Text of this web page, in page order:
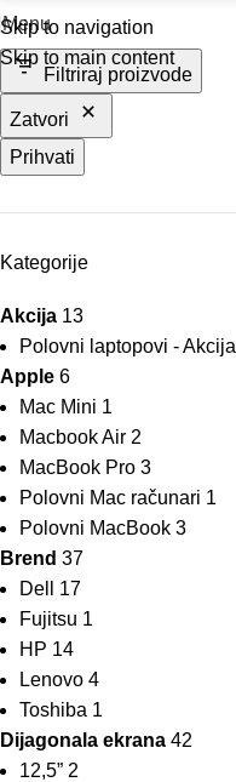
Skip to navigation
Skip to main content
Menu
Filtriraj proizvode
Zatvori
Prihvati
Kategorije
Akcija 13
Polovni laptopovi - Akcija
Apple 6
Mac Mini 1
Macbook Air 2
MacBook Pro 3
Polovni Mac računari 1
Polovni MacBook 3
Brend 37
Dell
17
Fujitsu 1
HP 14
Lenovo 4
Toshiba 1
Dijagonala ekrana 42
12,5” 2